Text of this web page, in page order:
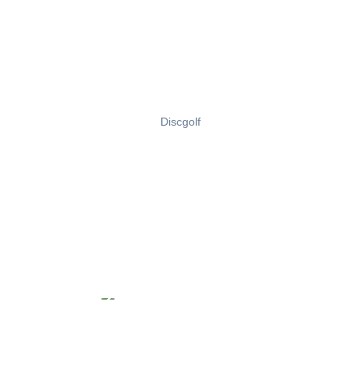
Discgolf